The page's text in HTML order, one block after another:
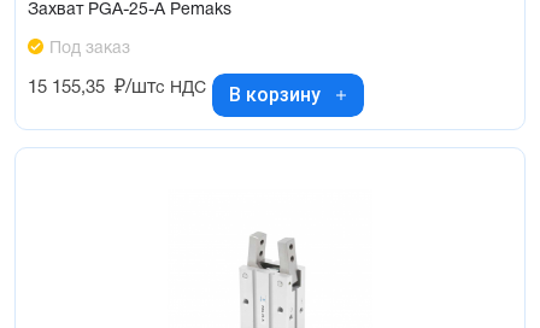
Захват PGA-25-A Pemaks
Под заказ
15 155,35 ₽/штс НДС В корзину